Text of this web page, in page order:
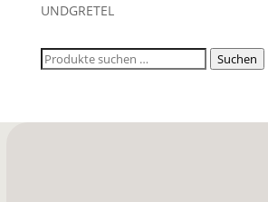
UNDGRETEL
Suchen
Suchen